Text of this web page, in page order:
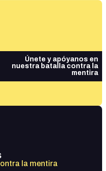
Únete y apóyanos en
nuestra batalla contra la
mentira
la mentira